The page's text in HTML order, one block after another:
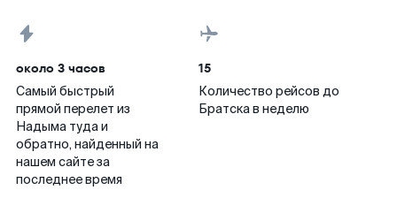
около 3 часов
Самый быстрый
прямой перелет из
Надыма туда и
обратно, найденный на
нашем сайте за
последнее время
15
Количество рейсов до
Братска в неделю